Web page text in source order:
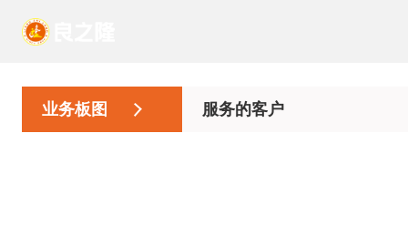
业务板图 服务的客户